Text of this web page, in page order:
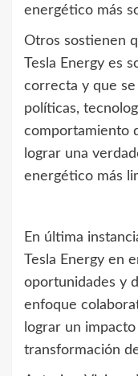
energético más
Otros sostienen
Tesla Energy es
correcta y que
políticas,
comportamiento
lograr una
energético más
En última
Tesla Energy en
oportunidades y
enfoque
lograr un
transformación